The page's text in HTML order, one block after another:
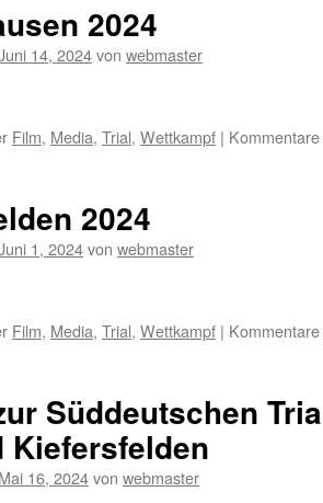
2024
14, 2024von webmaster
Film, Media, Trial, Wettkampf |
2024
1, 2024von webmaster
Film, Media, Trial, Wettkampf |
Süddeutschen
Kiefersfelden
Mai 16, 2024von webmaster